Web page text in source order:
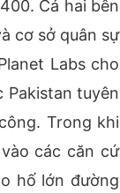
Cả hai bên
cơ sở quân sự
Labs cho
Pakistan tuyên
Trong khi
các căn cứ
hố lớn đường